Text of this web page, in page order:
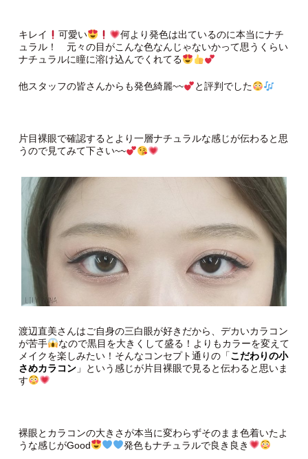
キレイ 可愛い
何より発色は出ているのに本当にナチ
ュラル！ 元々の目がこんな色なんじゃないかって思うくらい
ナチュラルに瞳に溶け込んでくれてる
他スタッフの皆さんからも発色綺麗~~ と評判でした
片目裸眼で確認するとより一層ナチュラルな感じが伝わると思
うので見てみて下さい~~
渡辺直美さんはご自身の三白眼が好きだから、デカいカラコン
が苦手
なので黒目を大きくして盛る！よりもカラーを変えて
メイクを楽しみたい！そんなコンセプト通りの「こだわりの小
さめカラコン」という感じが片目裸眼で見ると伝わると思いま
す
裸眼とカラコンの大きさが本当に変わらずそのまま色着いたよ
うな感じがGood
発色もナチュラルで良き良き